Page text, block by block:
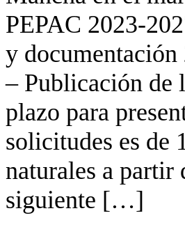
PEPAC 2023-
y
– Publicación de
plazo para
solicitudes es de
naturales a partir
siguiente […]